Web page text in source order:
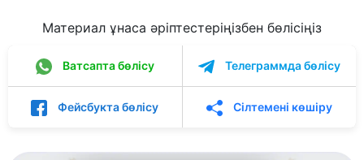
Материал ұнаса әріптестеріңізбен бөлісіңіз
Ватсапта бөлісу Телеграммда бөлісу
Фейсбукта бөлісу Сілтемені көшіру